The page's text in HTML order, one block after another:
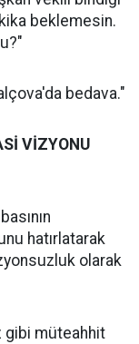
beklemesin.
bedava."
VİZYONU
hatırlatarak
olarak
gibi müteahhit